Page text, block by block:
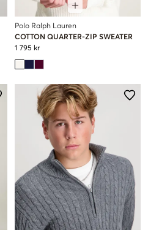
Polo Ralph Lauren
COTTON QUARTER-ZIP SWEATER
1 795 kr